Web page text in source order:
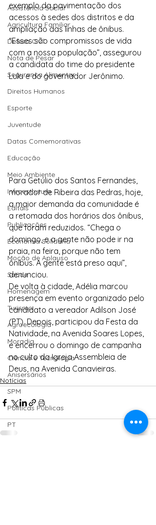
Assistência Social
Agricultura Familiar
Defesa Civil
Nota de Pesar
Segurança Alimentar
Direitos Humanos
Esporte
Juventude
Datas Comemorativas
Educação
Meio Ambiente
Infraestrutura
Editais
Publicações
Economia Solidária
Moção de Aplauso
Saúde
Homenagem
Turismo
Agroecologia
Moradia
Ciência e Tecnologia
Anisersários
SPM
Políticas Públicas
PT
exemplo da pavimentação dos
acessos à sedes dos distritos e da
ampliação das linhas de ônibus.
“Esses são compromissos de vida
com a nossa população”, assegurou
a candidata do time do presidente
Lula e do governador Jerônimo.
Para Getúlio dos Santos Fernandes,
morador de Ribeira das Pedras, hoje,
a maior demanda da comunidade é
a retomada dos horários dos ônibus,
que foram reduzidos. “Chega o
domingo, e a gente não pode ir na
praia, na feira, porque não tem
ônibus. A gente está preso aqui”,
denunciou.
De volta à cidade, Adélia marcou
presença em evento organizado pelo
candidato a vereador Adilson José
(PT). Depois, participou da Festa da
Natividade, na Avenida Soares Lopes,
e encerrou o domingo de campanha
no culto da Igreja Assembleia de
Deus, na Avenida Canavieiras.
Notícias